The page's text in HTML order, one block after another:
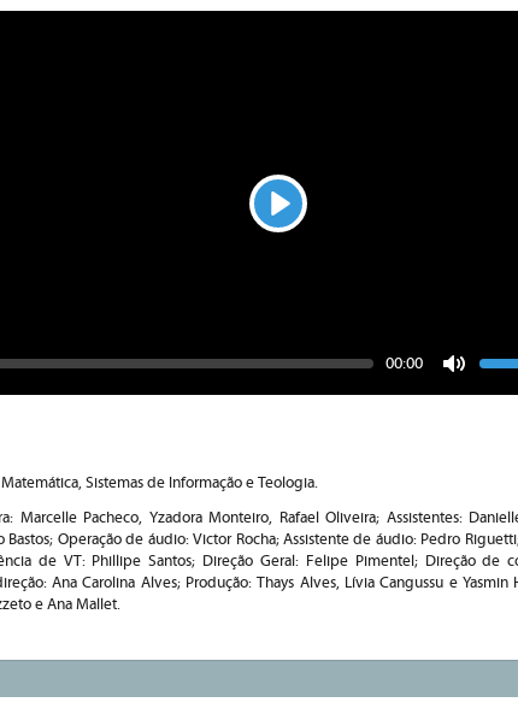
Play
Seek
Current
00:00
Sistemas de Informação e Teologia.
Marcelle Pacheco, Yzadora Monteiro, Rafael Oliveira; Assistentes:
Bastos; Operação de áudio: Victor Rocha; Assistente de áudio: Pedro
de VT: Phillipe Santos; Direção Geral: Felipe Pimentel; Direção de
Ana Carolina Alves; Produção: Thays Alves, Lívia Cangussu e Yasmin
e Ana Mallet.